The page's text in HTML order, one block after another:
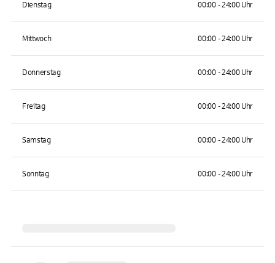
Dienstag 00:00 - 24:00 Uhr
Mittwoch 00:00 - 24:00 Uhr
Donnerstag 00:00 - 24:00 Uhr
Freitag 00:00 - 24:00 Uhr
Samstag 00:00 - 24:00 Uhr
Sonntag 00:00 - 24:00 Uhr